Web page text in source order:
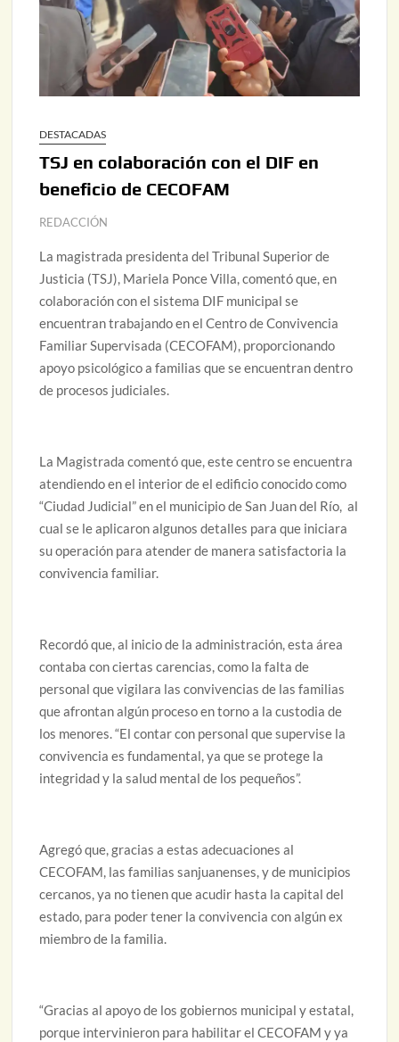
DESTACADAS
TSJ en colaboración con el DIF en
beneficio de CECOFAM
REDACCIÓN
La magistrada presidenta del Tribunal Superior de
Justicia (TSJ), Mariela Ponce Villa, comentó que, en
colaboración con el sistema DIF municipal se
encuentran trabajando en el Centro de Convivencia
Familiar Supervisada (CECOFAM), proporcionando
apoyo psicológico a familias que se encuentran dentro
de procesos judiciales.
La Magistrada comentó que, este centro se encuentra
atendiendo en el interior de el edificio conocido como
“Ciudad Judicial” en el municipio de San Juan del Río, al
cual se le aplicaron algunos detalles para que iniciara
su operación para atender de manera satisfactoria la
convivencia familiar.
Recordó que, al inicio de la administración, esta área
contaba con ciertas carencias, como la falta de
personal que vigilara las convivencias de las familias
que afrontan algún proceso en torno a la custodia de
los menores. “El contar con personal que supervise la
convivencia es fundamental, ya que se protege la
integridad y la salud mental de los pequeños”.
Agregó que, gracias a estas adecuaciones al
CECOFAM, las familias sanjuanenses, y de municipios
cercanos, ya no tienen que acudir hasta la capital del
estado, para poder tener la convivencia con algún ex
miembro de la familia.
“Gracias al apoyo de los gobiernos municipal y estatal,
porque intervinieron para habilitar el CECOFAM y ya